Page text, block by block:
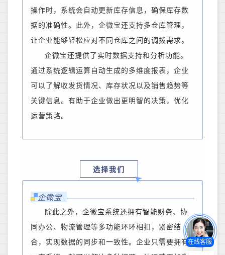
操作时，系统会自动更新库存信息，确保库存数
据的准确性。此外，企微宝还支持多仓库管理，
让企业 能够轻松应对不同仓库之间的调拨需求。
企微宝还提供了实时数据支持和分析功能。
通过系统逻辑运算自动生成的 多维度报表，企业
可以了解收发货情况、库存状况以及销售趋势等
关键信息。有助于企业做出更明智的决策，优化
运营策略。
选择我们
企微宝
除此之外，企微宝系统还拥有智能财务、 协
同办公、物流管理等多功能环环相扣，紧密结
合，实现数据的同步和一致性。企业只需要拥有在线客服